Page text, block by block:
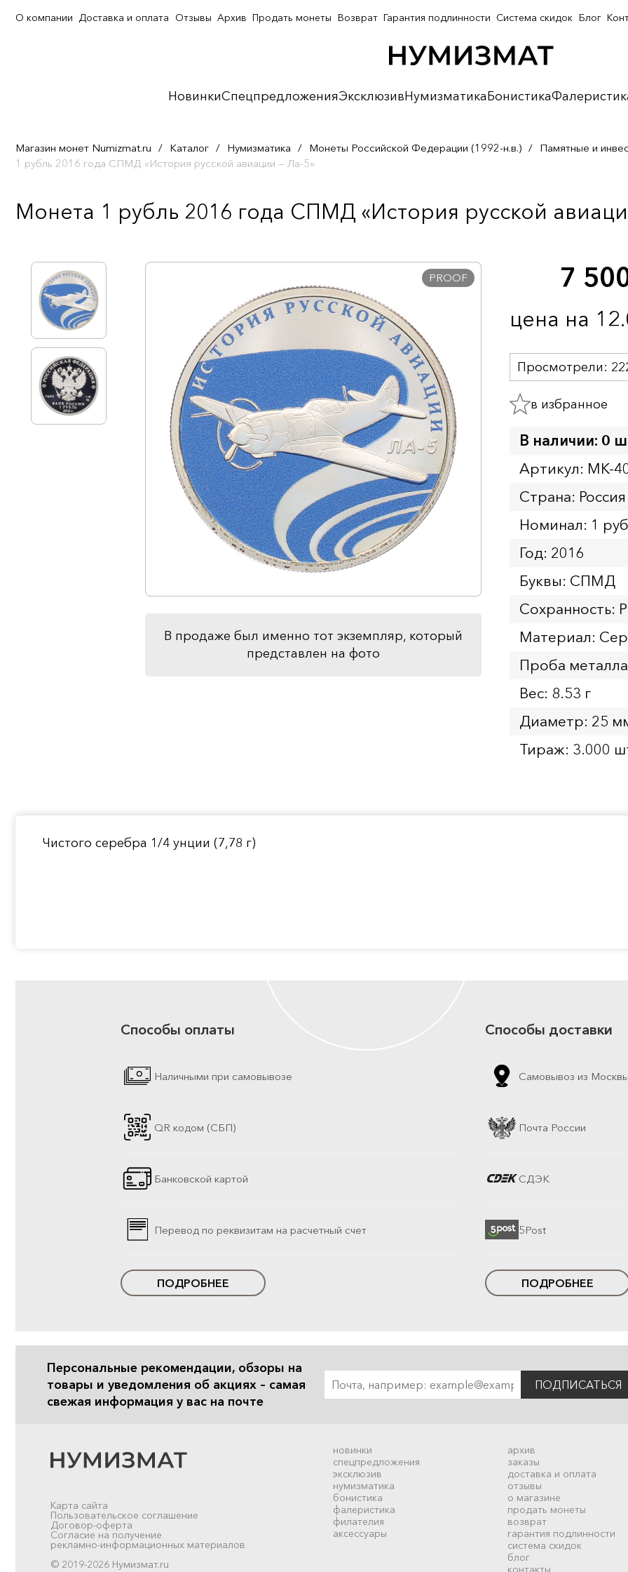
НовинкиСпецпредложенияЭксклюзивНумизматикаБонистика
О компании Доставка и оплата Отзывы Архив Продать монеты Возврат Гарантия подлинности Система скидок Блог
Магазин монет Numizmat.ru / Каталог / Нумизматика / Монеты Российской Федерации (1992-н.в.) / Памятные и
1 рубль 2016 года СПМД «История русской авиации — Ла-5»
Монета 1 рубль 2016 года СПМД «История русской
PROOF
В продаже был именно тот экземпляр, который
представлен на фото
7
цена на
Просмотрели:
в избранное
В наличии: 0
Артикул: MK-
Страна: Россия
Номинал: 1
Год: 2016
Буквы: СПМД
Сохранность:
Материал:
Проба
Вес: 8.53 г
Диаметр: 25
Тираж: 3.000
Чистого серебра 1/4 унции (7,78 г)
Способы оплаты
Наличными при самовывозе
QR кодом (СБП)
Банковской картой
Перевод по реквизитам на расчетный счет
ПОДРОБНЕЕ
Способы доставки
Самовывоз из
Почта России
СДЭК
5Post
ПОДРОБНЕЕ
Персональные рекомендации, обзоры на
товары и уведомления об акциях – самая
свежая информация у вас на почте
ПОДПИСАТЬСЯ
новинки
спецпредложения
эксклюзив
нумизматика
бонистика
фалеристика
филателия
аксессуары
архив
заказы
доставка и оплата
отзывы
о магазине
продать монеты
возврат
гарантия подлинности
система скидок
блог
контакты
Карта сайта
Пользовательское соглашение
Договор-оферта
Согласие на получение
рекламно-информационных материалов
© 2019-2026 Нумизмат.ru